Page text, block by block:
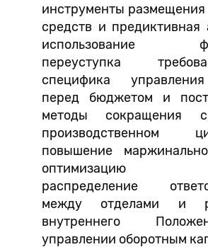
инструменты размещения
средств и предиктивная
использование
переуступка
специфика
перед бюджетом и
методы сокращения
повышение
оптимизацию
распределение
между отделами и
внутреннего
управлении оборотным